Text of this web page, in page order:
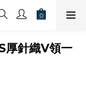
厚針織V領一